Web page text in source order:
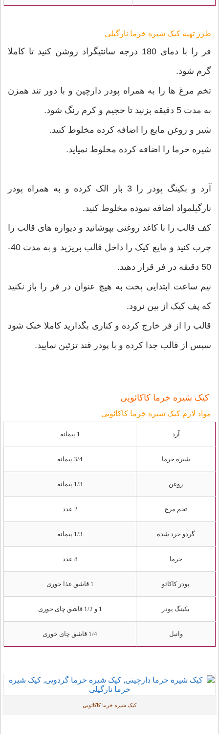
طرز تهیه کیک شیره خرما نارگیلی
فر را با دمای 180 درجه سانتیگراد روشن کنید تا کاملا
گرم شود.
تخم مرغ ها را به همراه پودر دارچین و با دور تند همزن
به مدت 5 دقیقه بزنید تا حجیم و کرم رنگ شود.
شیر و روغن مایع را اضافه کرده مخلوط کنید.
شیره خرما را اضافه کرده مخلوط نمیاید.
آرد و بکینگ پودر را 3 بار الک کرده و به همراه پودر
نارگیلمواد اضافه نموده مخلوط کنید.
کف قالب را با کاغذ روغنی بپوشانید و دیواره های قالب را
چرب کنید و مایع کیک را داخل قالب بریزید و به مدت 40-
50 دقیقه در فر قرار دهید.
نیم ساعت ابتدایی پخت به هیچ عنوان در فر را باز نکنید
که پف کیک از بین نرود.
قالب را از فر خارج کرده و کناری بگذارید کاملا خنک شود
سپس از قالب جدا کرده و با پودر قند تزئین نمایید.
کیک شیره خرما کاکائویی
مواد لازم کیک شیره خرما کاکائویی
آرد 1 پیمانه
شیره خرما 3/4 پیمانه
روغن 1/3 پیمانه
تخم مرغ 2 عدد
گردو خرد شده 1/3 پیمانه
خرما 8 عدد
پودر کاکائو 1 قاشق غذا خوری
بکینگ پودر 1 و 1/2 قاشق چای خوری
وانیل 1/4 قاشق چای خوری
کیک شیره خرما کاکائویی